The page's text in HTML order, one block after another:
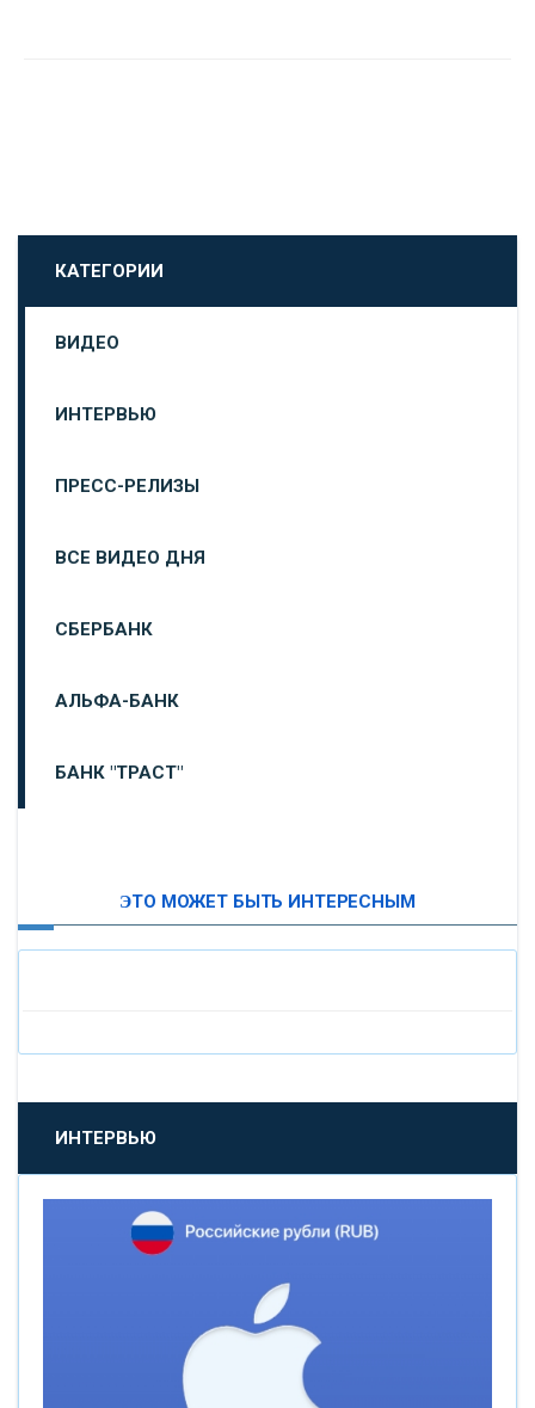
КАТЕГОРИИ
ВИДЕО
ИНТЕРВЬЮ
ПРЕСС-РЕЛИЗЫ
ВСЕ ВИДЕО ДНЯ
СБЕРБАНК
АЛЬФА-БАНК
БАНК "ТРАСТ"
«БАНК САНКТ-ПЕТЕРБУРГ»
«ПРОМСВЯЗЬБАНК»
«НОВИКОМБАНК»
«ВНЕШПРОМБАНК»
ЭТО МОЖЕТ БЫТЬ ИНТЕРЕСНЫМ
ИНТЕРВЬЮ